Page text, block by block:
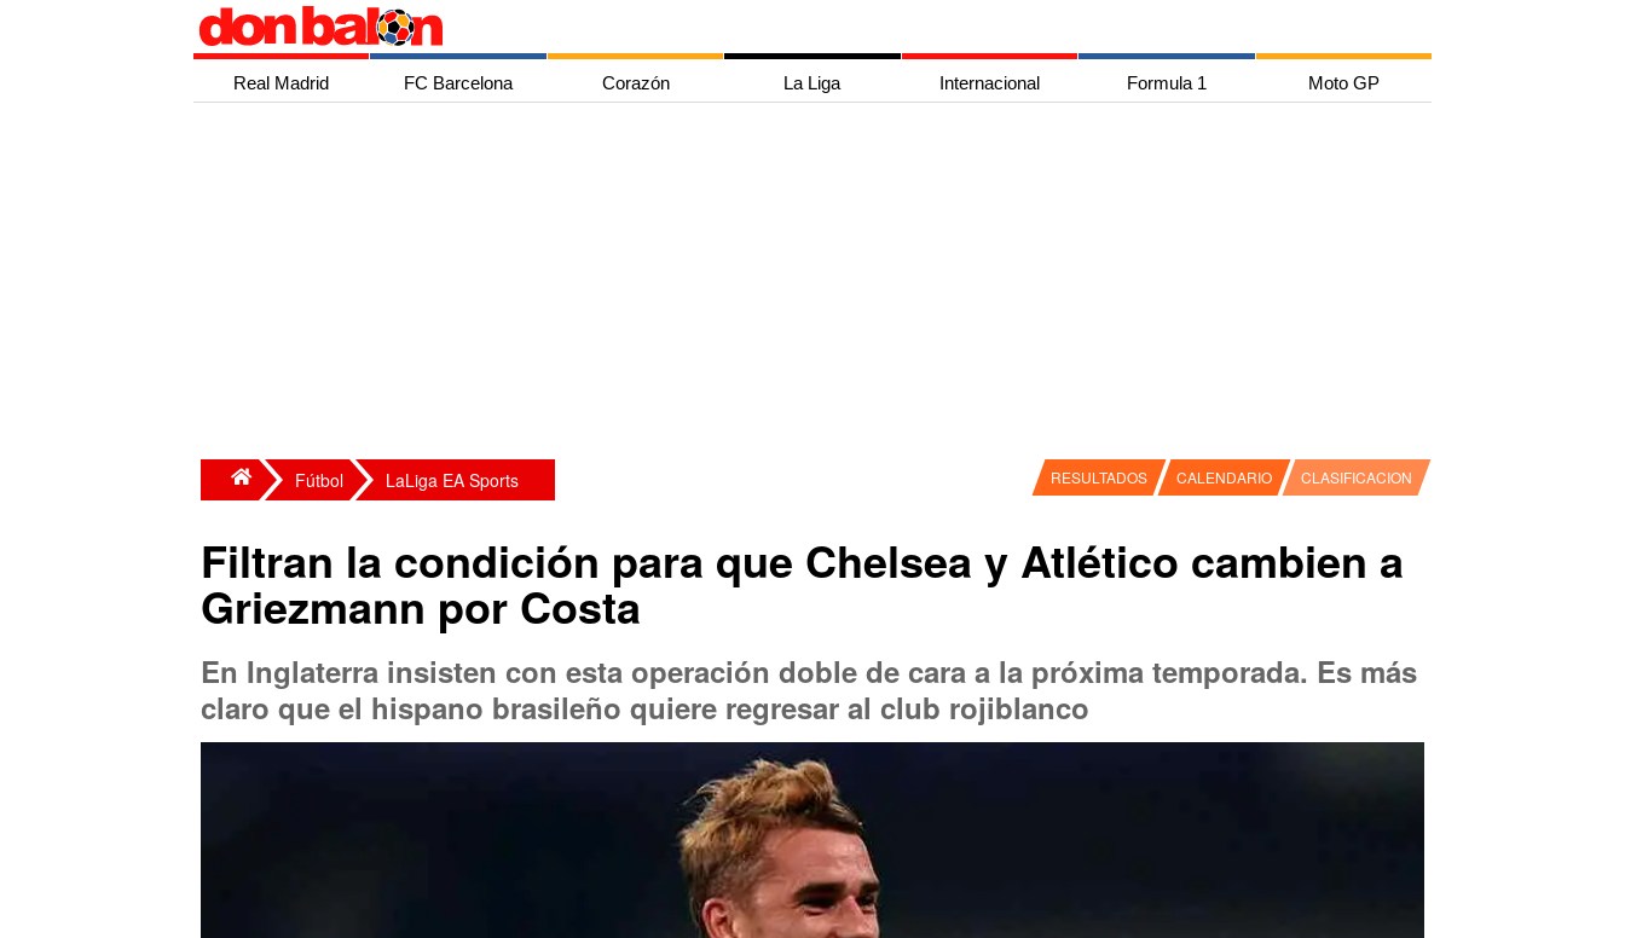
Real Madrid FC Barcelona Corazón La Liga Internacional Formula 1 Moto GP
Fútbol LaLiga EA Sports RESULTADOS CALENDARIO CLASIFICACION
Filtran la condición para que Chelsea y Atlético cambien a
Griezmann por Costa
En Inglaterra insisten con esta operación doble de cara a la próxima temporada. Es más
claro que el hispano brasileño quiere regresar al club rojiblanco